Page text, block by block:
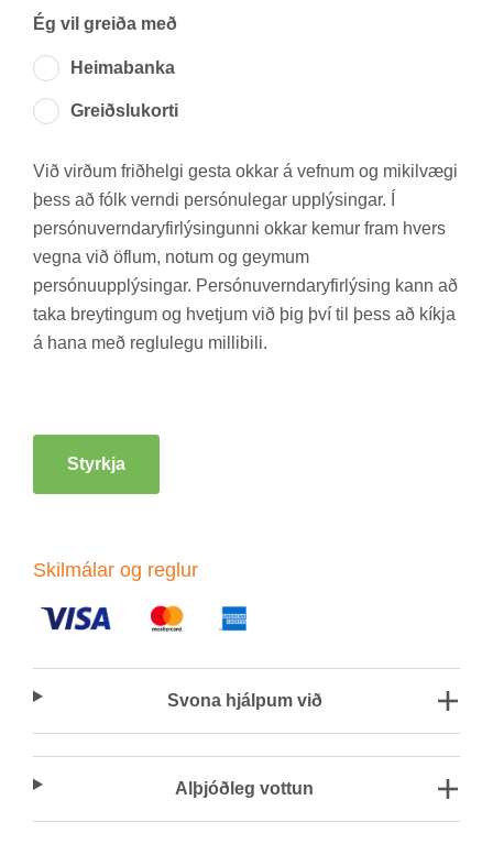
Svona hjálp­um við
Al­þjóð­leg vott­un
Ég vil greiða með
Heima­banka
Greiðslu­korti
Við virð­um frið­helgi gesta okk­ar á vefn­um og mik­il­vægi
þess að fólk verndi per­sónu­leg­ar upp­lýs­ing­ar. Í
per­sónu­vernd­ar­yf­ir­lýs­ing­unni okk­ar kem­ur fram hvers
vegna við öfl­um, not­um og geym­um
per­sónu­upp­lýs­ing­ar. Per­sónu­vernd­ar­yf­ir­lýs­ing kann að
taka breyt­ing­um og hvetj­um við þig því til þess að kíkja
á hana með reglu­legu milli­bili.
Styrkja
Skil­mál­ar og regl­ur